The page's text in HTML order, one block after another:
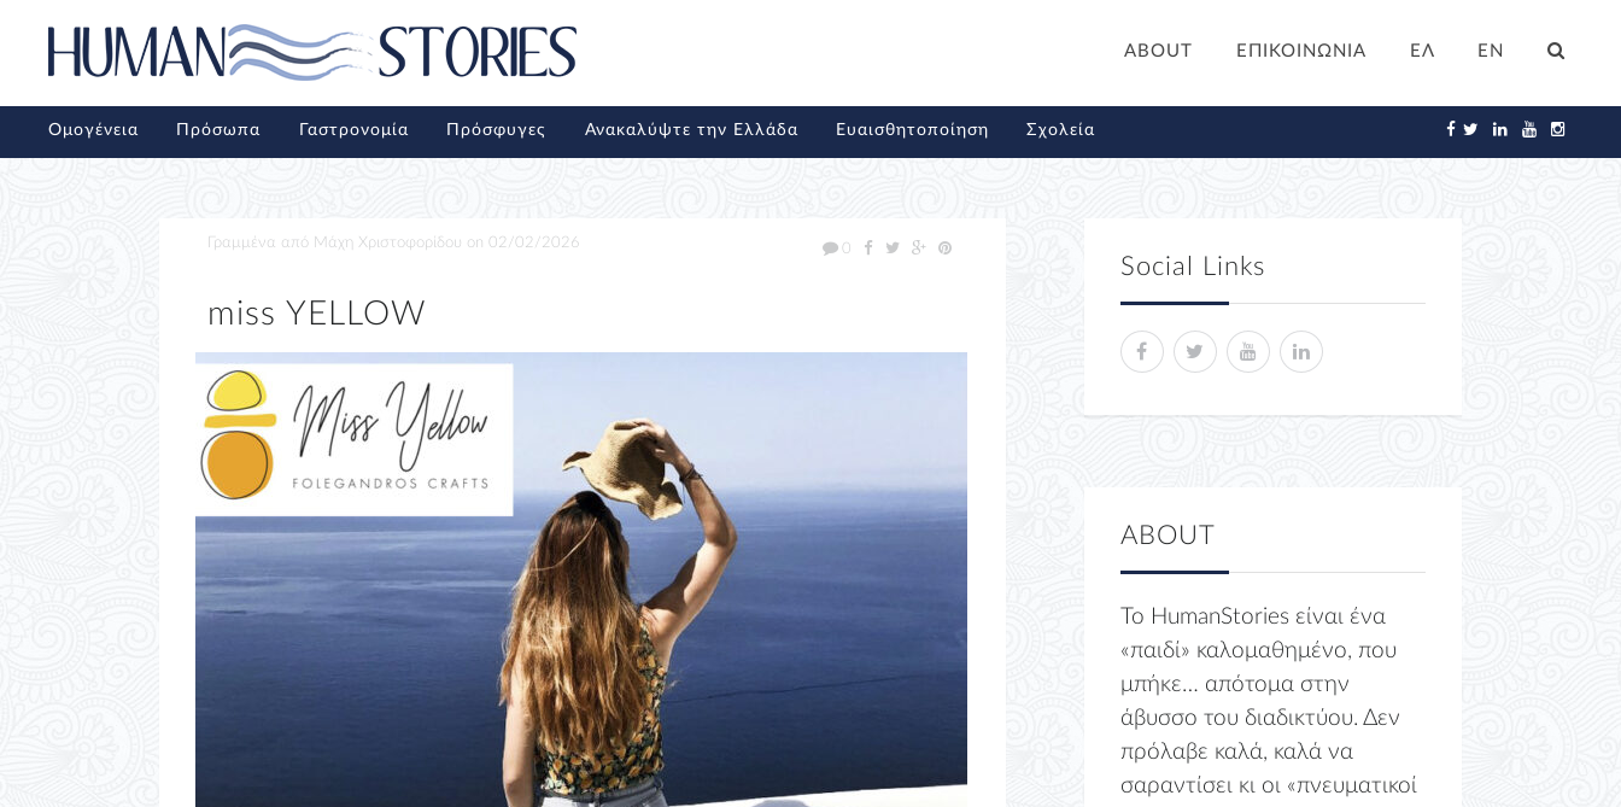
ABOUT ΕΠΙΚΟΙΝΩΝΙΑ ΕΛ EN
Ομογένεια Πρόσωπα Γαστρονομία Πρόσφυγες Ανακαλύψτε την Ελλάδα Ευαισθητοποίηση Σχολεία
Γραμμένα από Μάχη Χριστοφορίδου on 02/02/2026 0
miss YELLOW
Social Links
ABOUT
Το HumanStories είναι ένα
«παιδί» καλομαθημένο, που
μπήκε… απότομα στην
άβυσσο του διαδικτύου. Δεν
πρόλαβε καλά, καλά να
σαραντίσει κι οι «πνευματικοί